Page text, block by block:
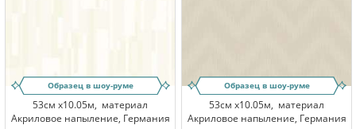
Образец в шоу-руме
53см x10.05м, материал
Акриловое напыление, Германия
Образец в шоу-руме
53см x10.05м, материал
Акриловое напыление, Германия